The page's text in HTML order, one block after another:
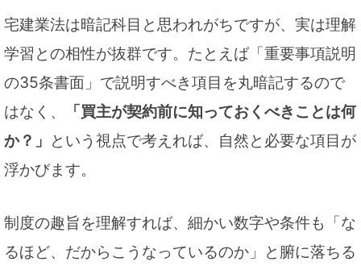
宅建業法は暗記科目と思われがちですが、実は理解
学習との相性が抜群です。たとえば「重要事項説明
の35条書面」で説明すべき項目を丸暗記するので
はなく、
「買主が契約前に知っておくべきことは何
か？」 という視点で考えれば、自然と必要な項目が
浮かびます。
制度の趣旨を理解すれば、細かい数字や条件も「な
るほど、だからこうなっているのか」と腑に落ちる